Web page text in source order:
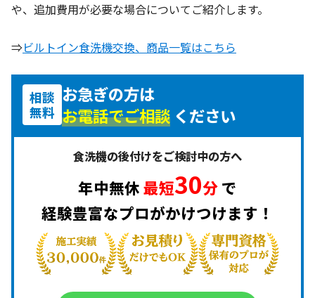
や、追加費用が必要な場合についてご紹介します。
⇒ビルトイン食洗機交換、商品一覧はこちら
相談
無料
お急ぎの方は
お電話でご相談 ください
食洗機の後付けをご検討中の方へ
年中無休最短30分で
経験豊富なプロがかけつけます！